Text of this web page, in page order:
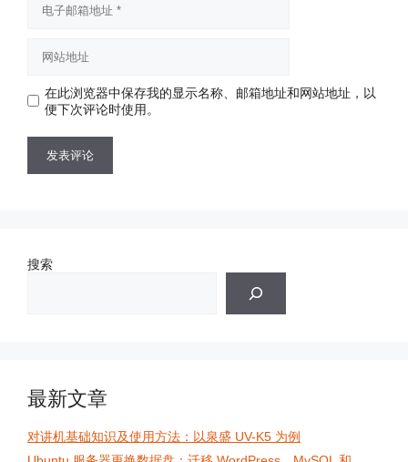
址 在此浏览器中保存我的显示名称、邮箱地址和网站地址，以
便下次评论时使用。
搜索
最新文章
对讲机基础知识及使用方法：以泉盛 UV-K5 为例